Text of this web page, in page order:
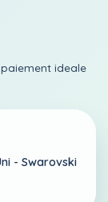
ideale
- Swarovski